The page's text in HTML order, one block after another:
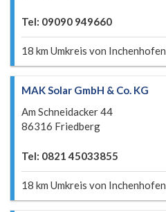
Tel: 09090 949660
18 km Umkreis von Inchenhofen
MAK Solar GmbH & Co. KG
Am Schneidacker 44
86316 Friedberg
Tel: 0821 45033855
18 km Umkreis von Inchenhofen